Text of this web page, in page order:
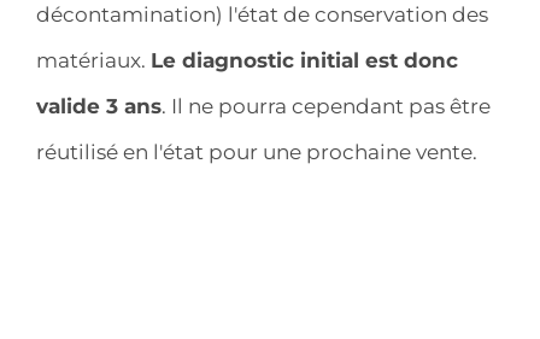
décontamination) l'état de conservation des
matériaux. Le diagnostic initial est donc
valide 3 ans. Il ne pourra cependant pas être
réutilisé en l'état pour une prochaine vente.